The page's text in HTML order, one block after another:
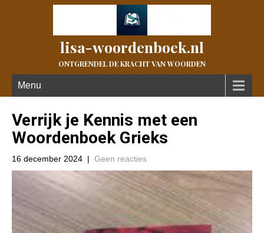
lisa-woordenboek.nl
ONTGRENDEL DE KRACHT VAN WOORDEN
Menu
Verrijk je Kennis met een
Woordenboek Grieks
16 december 2024 | Geen reacties